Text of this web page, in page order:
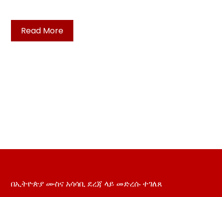
Read More
በኢትዮጵያ ሙስና አሳሳቢ ደረጃ ላይ መድረሱ ተገለጸ